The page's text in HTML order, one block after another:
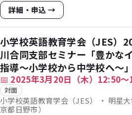
詳細・申込 →
小学校英語教育学会（JES）
川合同支部セミナー「豊かな
指導～小学校から中学校へ～」
📅 2025年3月20日（木）12:50
対面
小学校英語教育学会（JES） ・ 明星
京都日野市）